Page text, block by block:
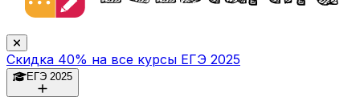
Скидка 40% на все курсы ЕГЭ 2025
ЕГЭ 2025